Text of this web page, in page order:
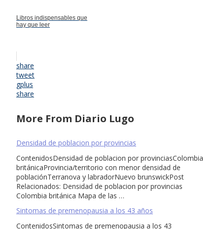
Libros indispensables que
hay que leer
share
tweet
gplus
share
More From Diario Lugo
Densidad de poblacion por provincias
ContenidosDensidad de poblacion por provinciasColombia
británicaProvincia/territorio con menor densidad de
poblaciónTerranova y labradorNuevo brunswickPost
Relacionados: Densidad de poblacion por provincias
Colombia británica Mapa de las …
Sintomas de premenopausia a los 43 años
ContenidosSintomas de premenopausia a los 43